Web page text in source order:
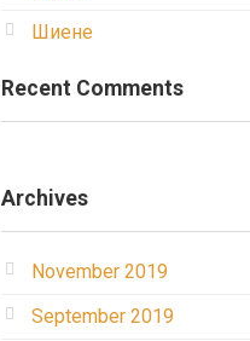
Шиене
Recent Comments
Archives
November 2019
September 2019